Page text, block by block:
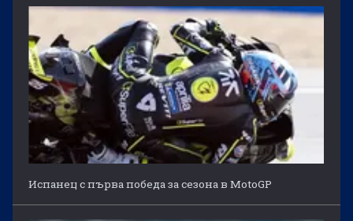
Испанец с първа победа за сезона в MotoGP